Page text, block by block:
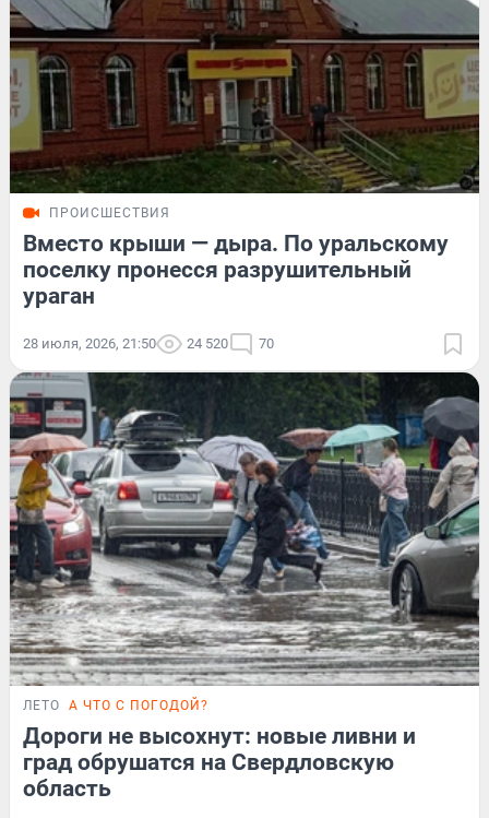
ПРОИСШЕСТВИЯ
Вместо крыши — дыра. По уральскому
поселку пронесся разрушительный
ураган
28 июля, 2026, 21:50 24 520 70
ЛЕТО А ЧТО С ПОГОДОЙ?
Дороги не высохнут: новые ливни и
град обрушатся на Свердловскую
область